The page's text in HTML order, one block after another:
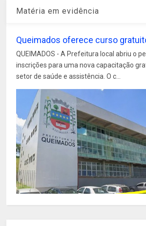
Matéria em evidência
Queimados oferece curso
QUEIMADOS - A Prefeitura local abriu o
inscrições para uma nova capacitação
setor de saúde e assistência. O c...